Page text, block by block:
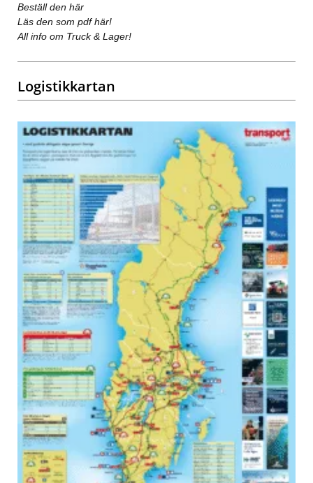
Beställ den här
Läs den som pdf här!
All info om Truck & Lager!
Logistikkartan